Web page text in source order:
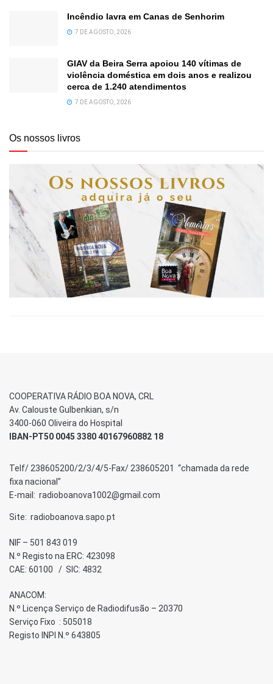
Incêndio lavra em Canas de Senhorim
7 DE AGOSTO, 2026
GIAV da Beira Serra apoiou 140 vítimas de
violência doméstica em dois anos e realizou
cerca de 1.240 atendimentos
7 DE AGOSTO, 2026
Os nossos livros
COOPERATIVA RÁDIO BOA NOVA, CRL
Av. Calouste Gulbenkian, s/n
3400-060 Oliveira do Hospital
IBAN-PT50 0045 3380 40167960882 18
Telf/ 238605200/2/3/4/5-Fax/ 238605201 “chamada da rede
fixa nacional”
E-mail: radioboanova1002@gmail.com
Site: radioboanova.sapo.pt
NIF – 501 843 019
N.º Registo na ERC: 423098
CAE: 60100 / SIC: 4832
ANACOM:
N.º Licença Serviço de Radiodifusão – 20370
Serviço Fixo : 505018
Registo INPI N.º 643805